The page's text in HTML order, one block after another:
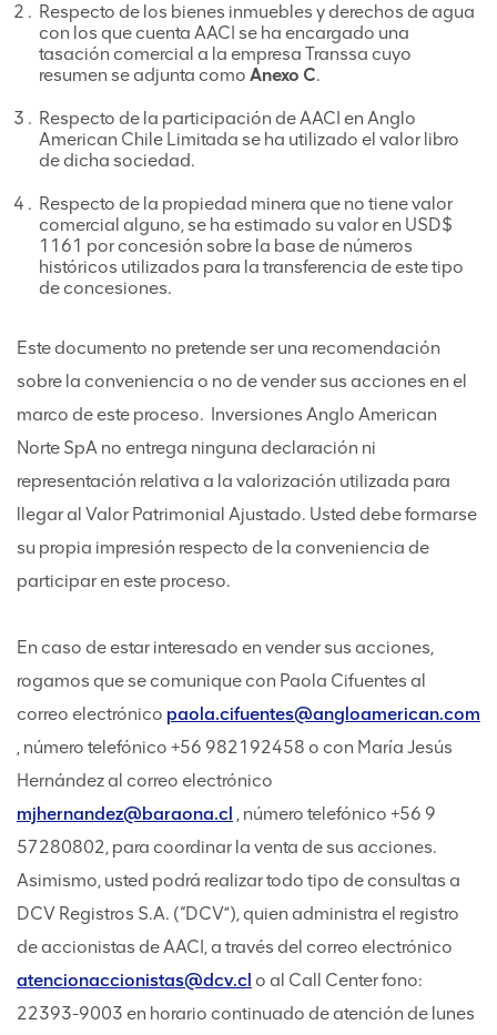
Respecto de los bienes inmuebles y derechos de agua
con los que cuenta AACI se ha encargado una
tasación comercial a la empresa Transsa cuyo
resumen se adjunta como Anexo C.
Respecto de la participación de AACI en Anglo
American Chile Limitada se ha utilizado el valor libro
de dicha sociedad.
Respecto de la propiedad minera que no tiene valor
comercial alguno, se ha estimado su valor en USD$
1161 por concesión sobre la base de números
históricos utilizados para la transferencia de este tipo
de concesiones.
Este documento no pretende ser una recomendación
sobre la conveniencia o no de vender sus acciones en el
marco de este proceso. Inversiones Anglo American
Norte SpA no entrega ninguna declaración ni
representación relativa a la valorización utilizada para
llegar al Valor Patrimonial Ajustado. Usted debe formarse
su propia impresión respecto de la conveniencia de
participar en este proceso.
En caso de estar interesado en vender sus acciones,
rogamos que se comunique con Paola Cifuentes al
correo electrónico paola.cifuentes@angloamerican.com
, número telefónico +56 982192458 o con María Jesús
Hernández al correo electrónico
mjhernandez@baraona.cl , número telefónico +56 9
57280802, para coordinar la venta de sus acciones.
Asimismo, usted podrá realizar todo tipo de consultas a
DCV Registros S.A. (“DCV”), quien administra el registro
de accionistas de AACI, a través del correo electrónico
atencionaccionistas@dcv.cl o al Call Center fono:
22393-9003 en horario continuado de atención de lunes